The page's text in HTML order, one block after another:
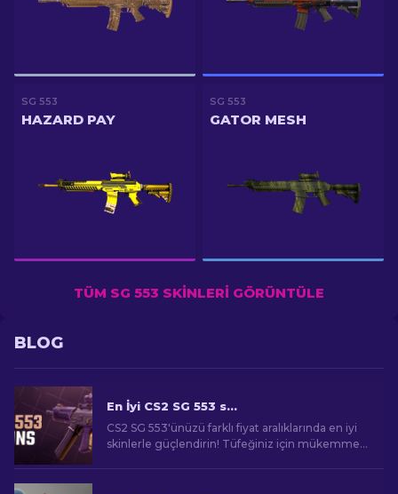
SG 553
HAZARD PAY
SG 553
GATOR MESH
TÜM SG 553 SKINLERI GÖRÜNTÜLE
BLOG
En İyi CS2 SG 553 skinleri [2026]
CS2 SG 553'ünüzü farklı fiyat aralıklarında en iyi
skinlerle güçlendirin! Tüfeğiniz için mükemmel